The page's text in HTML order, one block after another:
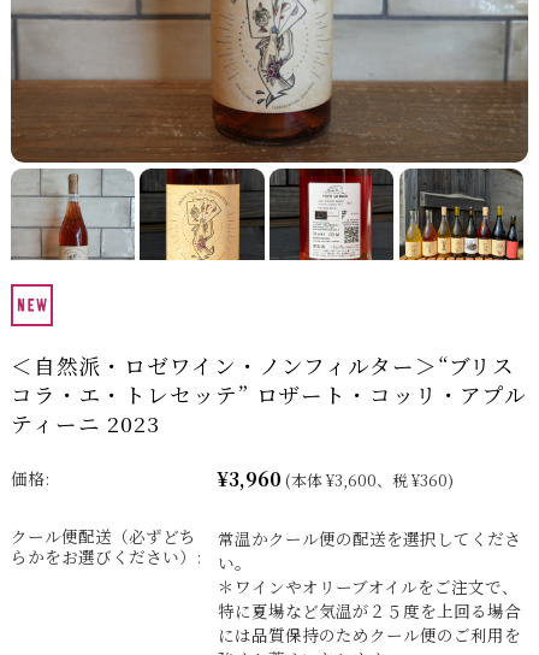
＜自然派・ロゼワイン・ノンフィルター＞“ブリス
コラ・エ・トレセッテ” ロザート・コッリ・アプル
ティーニ 2023
価格: ¥3,960 (本体 ¥3,600、税 ¥360)
クール便配送（必ずどち
らかをお選びください）:
常温かクール便の配送を選択してくださ
い。
＊ワインやオリーブオイルをご注文で、
特に夏場など気温が２５度を上回る場合
には品質保持のためクール便のご利用を